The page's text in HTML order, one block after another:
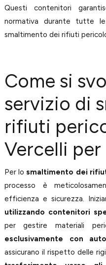
Questi contenitori
normativa durante tutte
smaltimento dei rifiuti
Come si
servizio di
rifiuti
Vercelli per
Per losmaltimento dei
processo è
efficienza e sicurezza.
utilizzando contenitori
per gestire materiali
esclusivamente con
assicurano il rispetto delle